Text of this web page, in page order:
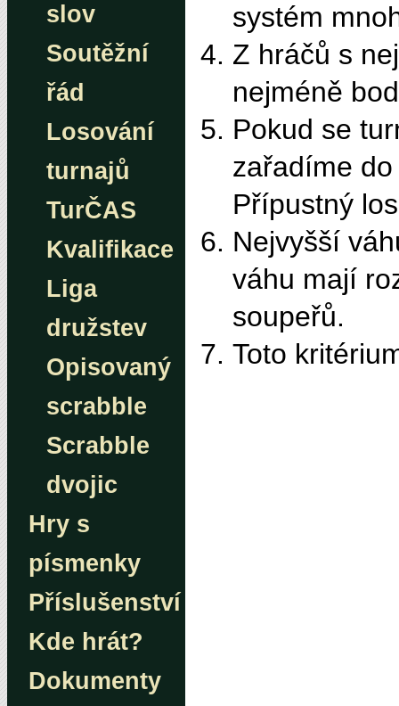
slov
Soutěžní
řád
Losování
turnajů
TurČAS
Kvalifikace
Liga
družstev
Opisovaný
scrabble
Scrabble
dvojic
Hry s
písmenky
Příslušenství
Kde hrát?
Dokumenty
systém
Z hráčů s
nejméně
Pokud se
zařadíme
Přípustný
Nejvyšší
váhu mají
soupeřů.
Toto